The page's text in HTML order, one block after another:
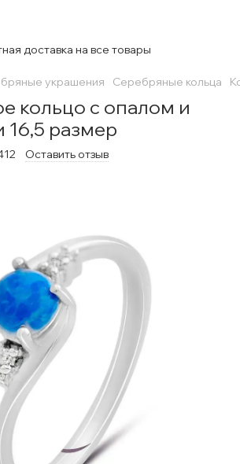
доставка на все товары
украшения Серебряные кольца
кольцо с опалом и
размер
Оставить отзыв